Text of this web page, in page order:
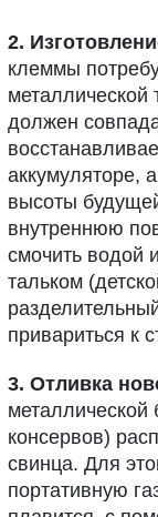
2.
клеммы
металлической
должен
аккумуляторе,
высоты
внутреннюю
смочить водой
тальком
привариться к
3. Отливка
металлической
консервов)
свинца. Для
портативную